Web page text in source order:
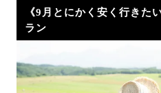
《9月とにかく安く行きた
ラン